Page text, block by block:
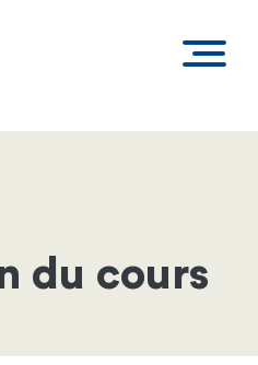
du cours